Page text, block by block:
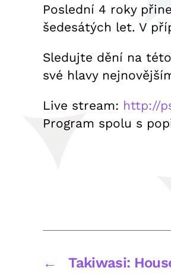
Poslední 4 roky
šedesátých let. V
Sledujte dění na
své hlavy
Live stream: http://
Program spolu s
← Takiwasi: